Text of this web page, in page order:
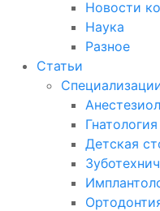
Новости
Наука
Разное
Статьи
Гнатология
Детская